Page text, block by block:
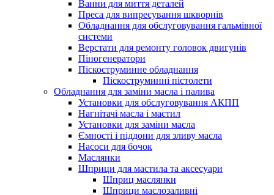
Ванни для миття деталей
Преса для випресування шкворнів
Обладнання для обслуговування гальмівної
системи
Верстати для ремонту головок двигунів
Піногенератори
Піскоструминне обладнання
Піскоструминні пістолети
Обладнання для заміни масла і палива
Установки для обслуговування АКПП
Нагнітачі масла і мастил
Установки для заміни масла
Ємності і піддони для зливу масла
Насоси для бочок
Маслянки
Шприци для мастила та аксесуари
Шприц маслянки
Шприци маслозаливні